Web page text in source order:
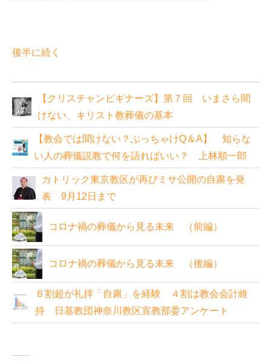
後半に続く
【クリスチャンビギナーズ】第７回 いまさら聞
けない、キリスト教葬儀の基本
【教会では聞けない？ぶっちゃけQ＆A】 知らな
い人の葬儀説教で何を語ればいい？ 上林順一郎
カトリック東京教区が再びミサ公開の自粛を発
表 9月12日まで
コロナ禍の葬儀から見る未来 （前編）
コロナ禍の葬儀から見る未来 （後編）
６割超が礼拝「自粛」を経験 ４割は教会会計維
持 日基教団神奈川教区宣教部委アンケート